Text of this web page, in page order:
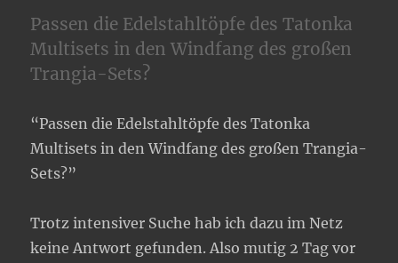
Passen die Edelstahltöpfe des Tatonka
Multisets in den Windfang des großen
Trangia-Sets?
“Passen die Edelstahltöpfe des Tatonka
Multisets in den Windfang des großen Trangia-
Sets?”
Trotz intensiver Suche hab ich dazu im Netz
keine Antwort gefunden. Also mutig 2 Tag vor